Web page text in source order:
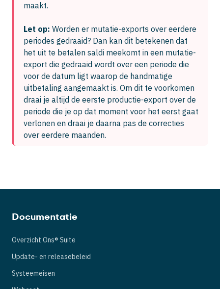
maakt.
Let op: Worden er mutatie-exports over eerdere
periodes gedraaid? Dan kan dit betekenen dat
het uit te betalen saldi meekomt in een mutatie-
export die gedraaid wordt over een periode die
voor de datum ligt waarop de handmatige
uitbetaling aangemaakt is. Om dit te voorkomen
draai je altijd de eerste productie-export over de
periode die je op dat moment voor het eerst gaat
verlonen en draai je daarna pas de correcties
over eerdere maanden.
Documentatie
Overzicht Ons® Suite
Update- en releasebeleid
Systeemeisen